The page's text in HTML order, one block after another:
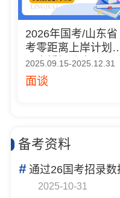
2026年国考/山东省
考零距离上岸计划
（直播提升班）
2025.09.15-2025.12.31
面谈
备考资料
#通过26国考招录数
2025-10-31